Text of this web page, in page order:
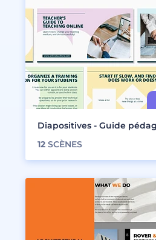
Diapositives - Guide
12 SCÈNES